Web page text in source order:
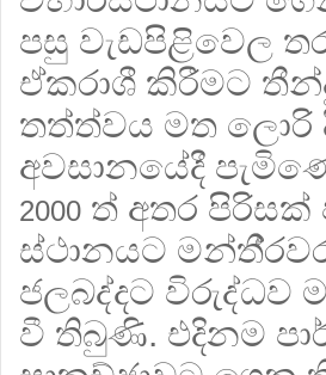
පසු වැඩපිළිවෙල
ඒකරාශී කිරීමට
තත්ත්වය මත ලොරි
අවසානයේදී
2000 ත් අතර පිරිසක්
ස්ථානයට
ජලබද්දට විරුද්ධව
වී තිබුණි. එදිනම